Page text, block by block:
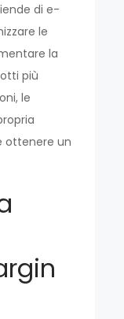
di e-
le
la
più
le
ottenere un